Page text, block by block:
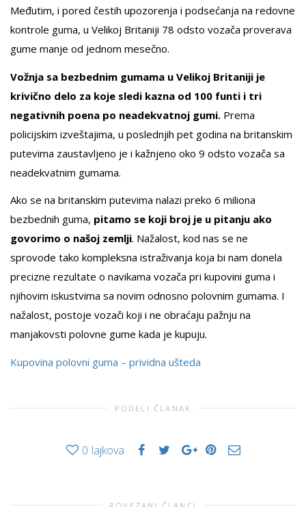
Međutim, i pored čestih upozorenja i podsećanja na redovne
kontrole guma, u Velikoj Britaniji 78 odsto vozača proverava
gume manje od jednom mesečno.
Vožnja sa bezbednim gumama u Velikoj Britaniji je
krivično delo za koje sledi kazna od 100 funti i tri
negativnih poena po neadekvatnoj gumi. Prema
policijskim izveštajima, u poslednjih pet godina na britanskim
putevima zaustavljeno je i kažnjeno oko 9 odsto vozača sa
neadekvatnim gumama.
Ako se na britanskim putevima nalazi preko 6 miliona
bezbednih guma, pitamo se koji broj je u pitanju ako
govorimo o našoj zemlji. Nažalost, kod nas se ne
sprovode tako kompleksna istraživanja koja bi nam donela
precizne rezultate o navikama vozača pri kupovini guma i
njihovim iskustvima sa novim odnosno polovnim gumama. I
nažalost, postoje vozači koji i ne obraćaju pažnju na
manjakovsti polovne gume kada je kupuju.
Kupovina polovni guma – prividna ušteda
PODELI ČLANAK
0 lajkova